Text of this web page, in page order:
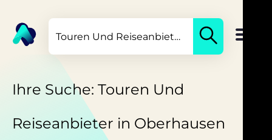
Ihre Suche: Touren Und
Reiseanbieter in Oberhausen